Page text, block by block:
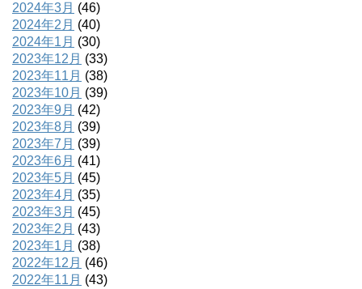
2024年3月 (46)
2024年2月 (40)
2024年1月 (30)
2023年12月 (33)
2023年11月 (38)
2023年10月 (39)
2023年9月 (42)
2023年8月 (39)
2023年7月 (39)
2023年6月 (41)
2023年5月 (45)
2023年4月 (35)
2023年3月 (45)
2023年2月 (43)
2023年1月 (38)
2022年12月 (46)
2022年11月 (43)